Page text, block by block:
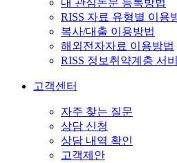
내 관심논문 등록방법
RISS 자료 유형별 이용
복사/대출 이용방법
해외전자자료 이용방법
RISS 정보취약계층 서
고객센터
자주 찾는 질문
상담 신청
상담 내역 확인
고객제안